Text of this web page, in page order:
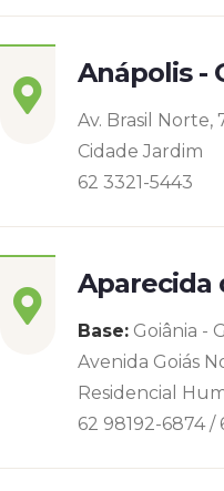
Anápolis -
Av. Brasil Norte,
Cidade Jardim
62 3321-5443
Aparecida
Base: Goiânia -
Avenida Goiás
Residencial
62 98192-6874 /